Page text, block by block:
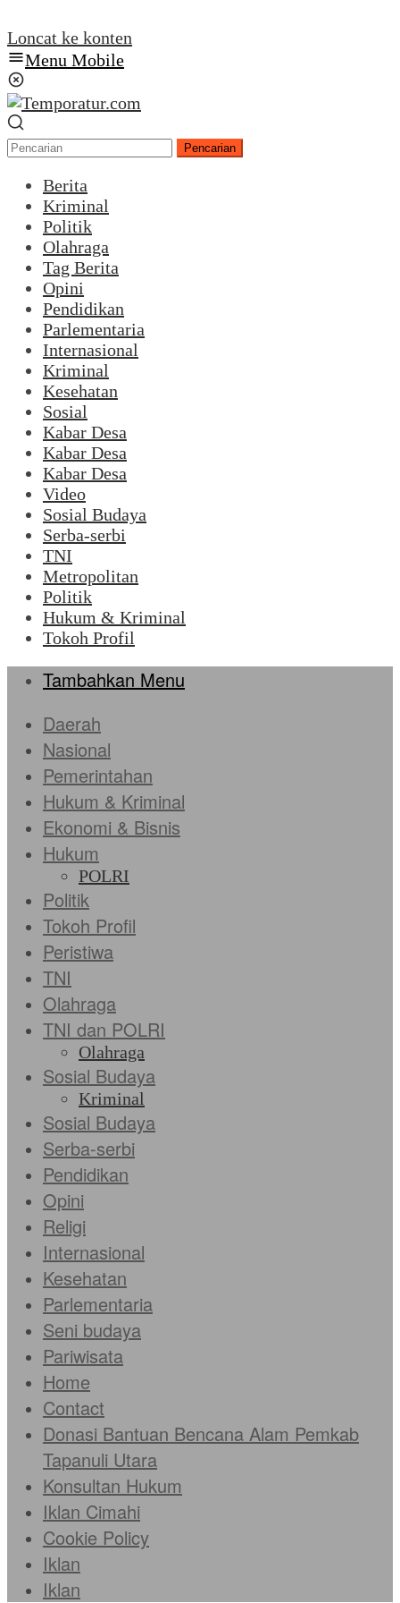
Loncat ke konten
Menu Mobile
Pencarian
Berita
Kriminal
Politik
Olahraga
Tag Berita
Opini
Pendidikan
Parlementaria
Internasional
Kriminal
Kesehatan
Sosial
Kabar Desa
Kabar Desa
Kabar Desa
Video
Sosial Budaya
Serba-serbi
TNI
Metropolitan
Politik
Hukum & Kriminal
Tokoh Profil
Tambahkan Menu
Daerah
Nasional
Pemerintahan
Hukum & Kriminal
Ekonomi & Bisnis
Hukum
POLRI
Politik
Tokoh Profil
Peristiwa
TNI
Olahraga
TNI dan POLRI
Olahraga
Sosial Budaya
Kriminal
Sosial Budaya
Serba-serbi
Pendidikan
Opini
Religi
Internasional
Kesehatan
Parlementaria
Seni budaya
Pariwisata
Home
Contact
Donasi Bantuan Bencana Alam Pemkab
Tapanuli Utara
Konsultan Hukum
Iklan Cimahi
Cookie Policy
Iklan
Iklan